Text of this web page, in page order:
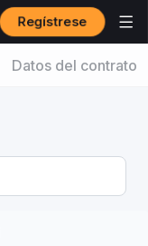
Regístrese
Datos del contrato